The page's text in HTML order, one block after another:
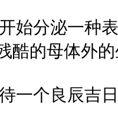
泌一种表
酷的母体外
良辰吉日